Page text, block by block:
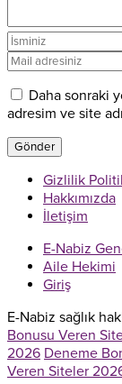
Daha sonraki
adresim ve site
Gizlilik
Hakkımızda
İletişim
E-Nabiz
Aile Hekimi
Giriş
E-Nabiz sağlık
Bonusu Veren
2026 Deneme
Veren Siteler